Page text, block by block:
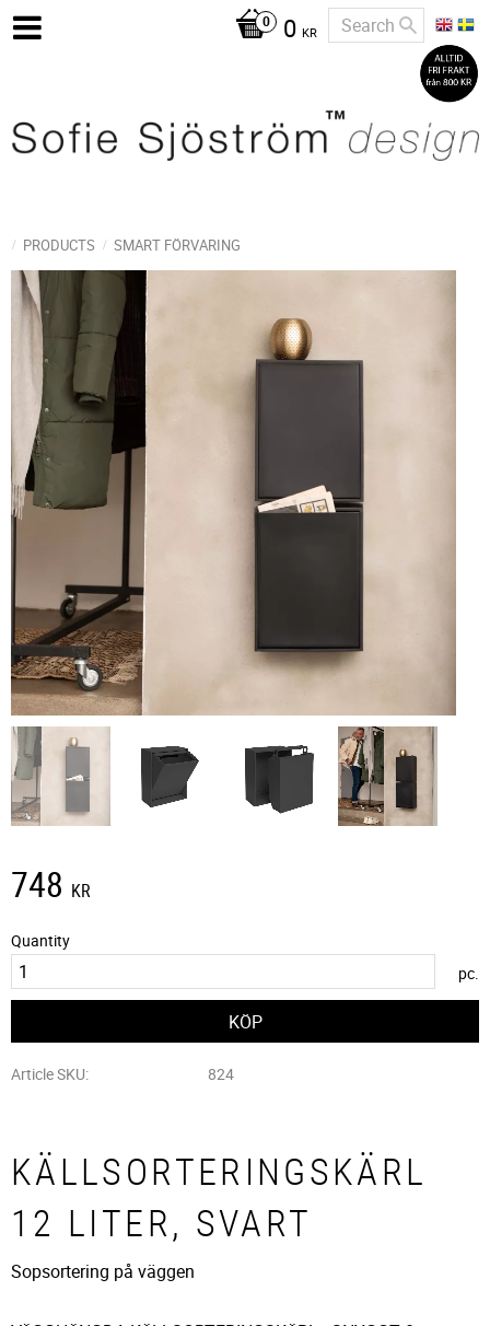
0 KR
PRODUCTS SMART FÖRVARING
748 KR
Quantity
pc.
Article SKU 824
KÄLLSORTERINGSKÄRL
12 LITER, SVART
Sopsortering på väggen